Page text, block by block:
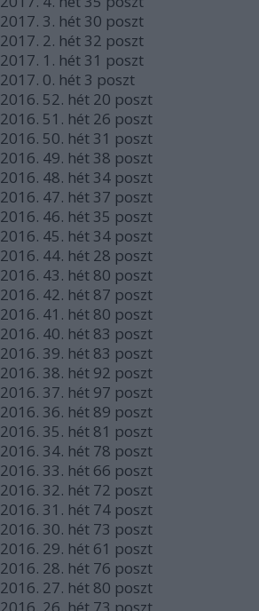
2017. 3. hét 30 poszt
2017. 2. hét 32 poszt
2017. 1. hét 31 poszt
2017. 0. hét 3 poszt
2016. 52. hét 20 poszt
2016. 51. hét 26 poszt
2016. 50. hét 31 poszt
2016. 49. hét 38 poszt
2016. 48. hét 34 poszt
2016. 47. hét 37 poszt
2016. 46. hét 35 poszt
2016. 45. hét 34 poszt
2016. 44. hét 28 poszt
2016. 43. hét 80 poszt
2016. 42. hét 87 poszt
2016. 41. hét 80 poszt
2016. 40. hét 83 poszt
2016. 39. hét 83 poszt
2016. 38. hét 92 poszt
2016. 37. hét 97 poszt
2016. 36. hét 89 poszt
2016. 35. hét 81 poszt
2016. 34. hét 78 poszt
2016. 33. hét 66 poszt
2016. 32. hét 72 poszt
2016. 31. hét 74 poszt
2016. 30. hét 73 poszt
2016. 29. hét 61 poszt
2016. 28. hét 76 poszt
2016. 27. hét 80 poszt